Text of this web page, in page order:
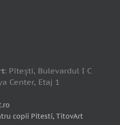
: Piteşti, Bulevardul I C
Center, Etaj 1
copii Pitesti, TitovArt